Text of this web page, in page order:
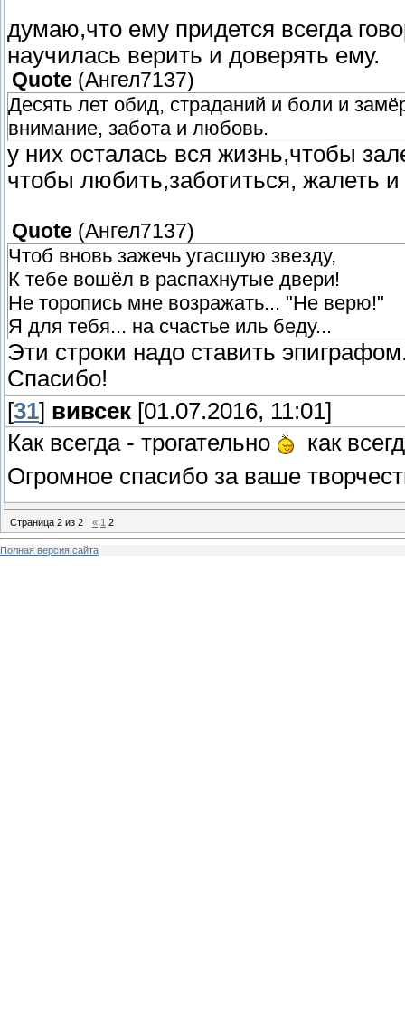
думаю,что ему придется всегда
научилась верить и доверять ему.
Quote (Ангел7137)
Десять лет обид, страданий и боли и
внимание, забота и любовь.
у них осталась вся жизнь,чтобы
чтобы любить,заботиться, жалеть и
Quote (Ангел7137)
Чтоб вновь зажечь угасшую звезду,
К тебе вошёл в распахнутые двери!
Не торопись мне возражать... "Не верю!"
Я для тебя... на счастье иль беду...
Эти строки надо ставить
Спасибо!
[31] вивсек [01.07.2016, 11:01]
Как всегда - трогательно
как
Огромное спасибо за ваше
Страница 2 из 2 « 1 2
Полная версия сайта